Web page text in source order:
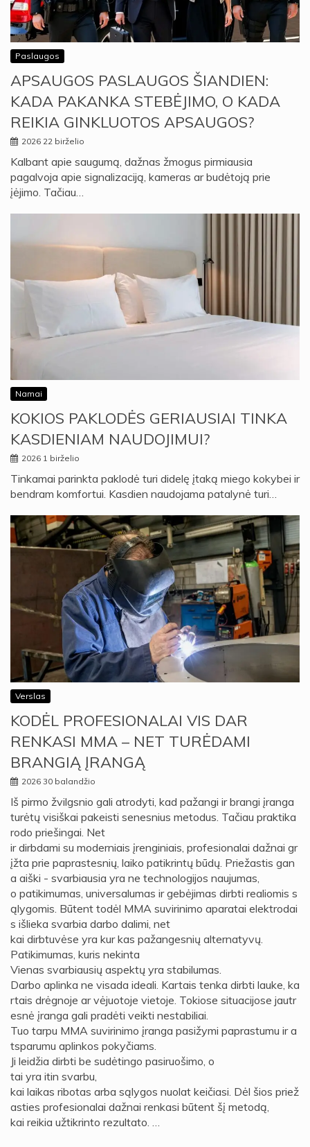
Paslaugos
APSAUGOS PASLAUGOS ŠIANDIEN:
KADA PAKANKA STEBĖJIMO, O KADA
REIKIA GINKLUOTOS APSAUGOS?
2026 22 birželio
Kalbant apie saugumą, dažnas žmogus pirmiausia
pagalvoja apie signalizaciją, kameras ar budėtoją prie
įėjimo. Tačiau…
Namai
KOKIOS PAKLODĖS GERIAUSIAI TINKA
KASDIENIAM NAUDOJIMUI?
2026 1 birželio
Tinkamai parinkta paklodė turi didelę įtaką miego kokybei ir
bendram komfortui. Kasdien naudojama patalynė turi…
Verslas
KODĖL PROFESIONALAI VIS DAR
RENKASI MMA – NET TURĖDAMI
BRANGIĄ ĮRANGĄ
2026 30 balandžio
Iš pirmo žvilgsnio gali atrodyti, kad pažangi ir brangi įranga
turėtų visiškai pakeisti senesnius metodus. Tačiau praktika
rodo priešingai. Net
ir dirbdami su moderniais įrenginiais, profesionalai dažnai gr
įžta prie paprastesnių, laiko patikrintų būdų. Priežastis gan
a aiški - svarbiausia yra ne technologijos naujumas,
o patikimumas, universalumas ir gebėjimas dirbti realiomis s
ąlygomis. Būtent todėl MMA suvirinimo aparatai elektrodai
s išlieka svarbia darbo dalimi, net
kai dirbtuvėse yra kur kas pažangesnių alternatyvų.
Patikimumas, kuris nekinta
Vienas svarbiausių aspektų yra stabilumas.
Darbo aplinka ne visada ideali. Kartais tenka dirbti lauke, ka
rtais drėgnoje ar vėjuotoje vietoje. Tokiose situacijose jautr
esnė įranga gali pradėti veikti nestabiliai.
Tuo tarpu MMA suvirinimo įranga pasižymi paprastumu ir a
tsparumu aplinkos pokyčiams.
Ji leidžia dirbti be sudėtingo pasiruošimo, o
tai yra itin svarbu,
kai laikas ribotas arba sąlygos nuolat keičiasi. Dėl šios priež
asties profesionalai dažnai renkasi būtent šį metodą,
kai reikia užtikrinto rezultato. …